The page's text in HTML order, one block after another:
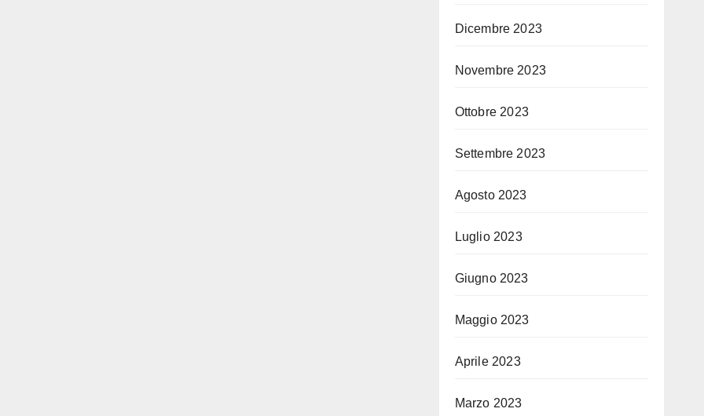
Dicembre 2023
Novembre 2023
Ottobre 2023
Settembre 2023
Agosto 2023
Luglio 2023
Giugno 2023
Maggio 2023
Aprile 2023
Marzo 2023